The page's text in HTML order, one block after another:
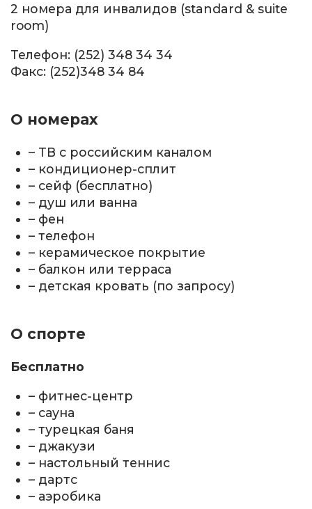
2 номера для инвалидов (standard & suite
room)
Телефон: (252) 348 34 34
Факс: (252)348 34 84
О номерах
– ТВ с российским каналом
– кондиционер-сплит
– сейф (бесплатно)
– душ или ванна
– фен
– телефон
– керамическое покрытие
– балкон или терраса
– детская кровать (по запросу)
О спорте
Бесплатно
– фитнес-центр
– сауна
– турецкая баня
– джакузи
– настольный теннис
– дартс
– аэробика